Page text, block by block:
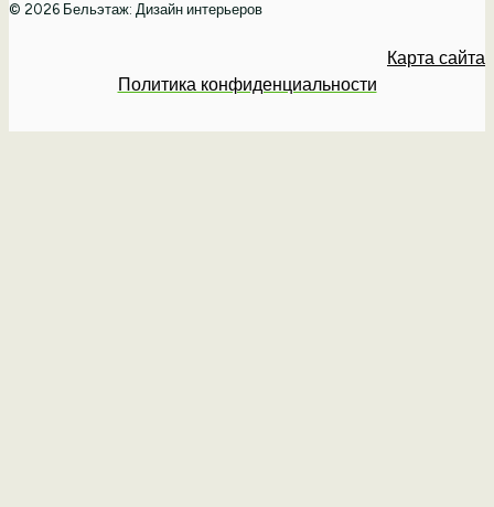
© 2026 Бельэтаж: Дизайн интерьеров
Карта сайта
Политика конфиденциальности